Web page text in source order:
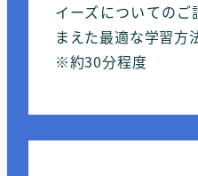
イーズについての
まえた最適な学習方
※約30分程度